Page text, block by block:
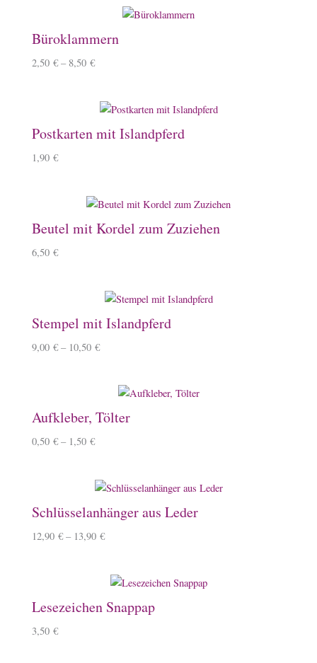
Büroklammern
2,50 € – 8,50 €
Postkarten mit Islandpferd
1,90 €
Beutel mit Kordel zum Zuziehen
6,50 €
Stempel mit Islandpferd
9,00 € – 10,50 €
Aufkleber, Tölter
0,50 € – 1,50 €
Schlüsselanhänger aus Leder
12,90 € – 13,90 €
Lesezeichen Snappap
3,50 €